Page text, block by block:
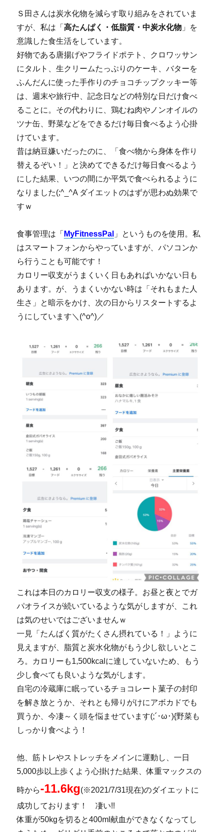
Ｓ田さんは炭水化物を減らす取り組みをされていま
すが、私は「高たんぱく・低脂質・中炭水化物 」を
意識した食生活をしています。
好物である唐揚げやフライドポテト、クロワッサン
にタルト、生クリームたっぷりのケーキ、バターを
ふんだんに使った手作りのチョコチップクッキー等
は、週末や旅行中、記念日などの特別な日だけ食べ
ることに。その代わりに、鶏むね肉やノンオイルの
ツナ缶、野菜などをできるだけ毎日食べるよう心掛
けています。
昔は納豆嫌いだったのに、「食べ物から身体を作り
替えるぞい！」と決めてできるだけ毎日食べるよう
にした結果、いつの間にか平気で食べられるように
なりました(;^_^A ダイエットのはずが思わぬ効果で
すｗ
食事管理は「 MyFitnessPal 」というものを使用。私
はスマートフォンからやっていますが、パソコンか
ら行うことも可能です！
カロリー収支がうまくいく日もあればいかない日も
あります。が、うまくいかない時は「それもまた人
生さ」と暗示をかけ、次の日からリスタートするよ
うにしています＼(^o^)／
これは本日のカロリー収支の様子。お昼と夜とでガ
パオライスが続いているような気がしますが、これ
は気のせいではございませんｗ
一見「たんぱく質がたくさん摂れている！」ように
見えますが、脂質と炭水化物がもう少し欲しいとこ
ろ。カロリーも1,500kcalに達していないため、もう
少し食べても良いような気がします。
自宅の冷蔵庫に眠っているチョコレート菓子の封印
を解き放とうか、それとも帰りがけにアボカドでも
買うか、今凄～く頭を悩ませています(;´･ω･){野菜も
しっかり食べよう！
他、筋トレやストレッチをメインに運動し、一日
5,000歩以上歩くよう心掛けた結果、体重マックスの
時から-11.6kg(※2021/7/31現在)のダイエットに
成功しております！ 凄い!!
体重が50kgを切ると400ml献血ができなくなってし